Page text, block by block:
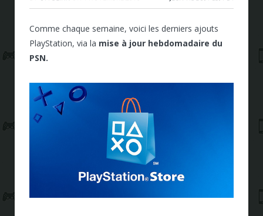
Comme chaque semaine, voici les derniers ajouts
PlayStation, via la mise à jour hebdomadaire du
PSN.